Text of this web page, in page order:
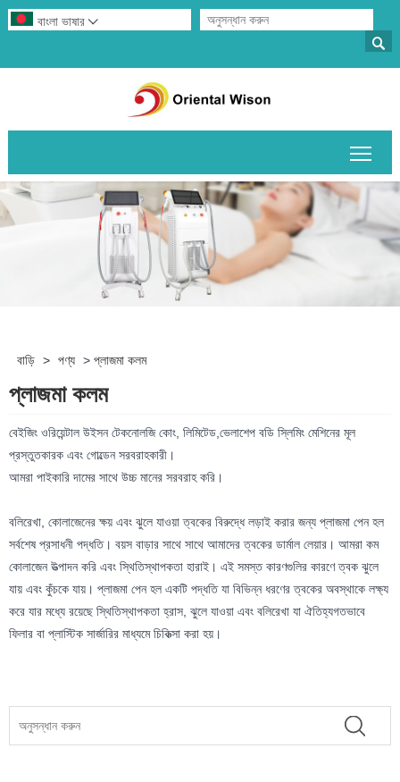

বাংলা ভাষার 
বাড়ি > পণ্য > প্লাজমা কলম
প্লাজমা কলম
বেইজিং ওরিয়েন্টাল উইসন টেকনোলজি কোং, লিমিটেড, ভেলাশেপ বডি স্লিমিং মেশিনের মূল
প্রস্তুতকারক এবং গোল্ডেন সরবরাহকারী।
আমরা পাইকারি দামের সাথে উচ্চ মানের সরবরাহ করি।
বলিরেখা, কোলাজেনের ক্ষয় এবং ঝুলে যাওয়া ত্বকের বিরুদ্ধে লড়াই করার জন্য প্লাজমা পেন হল
সর্বশেষ প্রসাধনী পদ্ধতি। বয়স বাড়ার সাথে সাথে আমাদের ত্বকের ডার্মাল লেয়ার। আমরা কম
কোলাজেন উত্পাদন করি এবং স্থিতিস্থাপকতা হারাই। এই সমস্ত কারণগুলির কারণে ত্বক ঝুলে
যায় এবং কুঁচকে যায়। প্লাজমা পেন হল একটি পদ্ধতি যা বিভিন্ন ধরণের ত্বকের অবস্থাকে লক্ষ্য
করে যার মধ্যে রয়েছে স্থিতিস্থাপকতা হ্রাস, ঝুলে যাওয়া এবং বলিরেখা যা ঐতিহ্যগতভাবে
ফিলার বা প্লাস্টিক সার্জারির মাধ্যমে চিকিত্সা করা হয়।